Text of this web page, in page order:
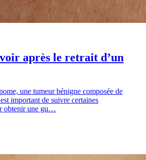
après le retrait d’un
une tumeur bénigne composée de
important de suivre certaines
obtenir une gu…